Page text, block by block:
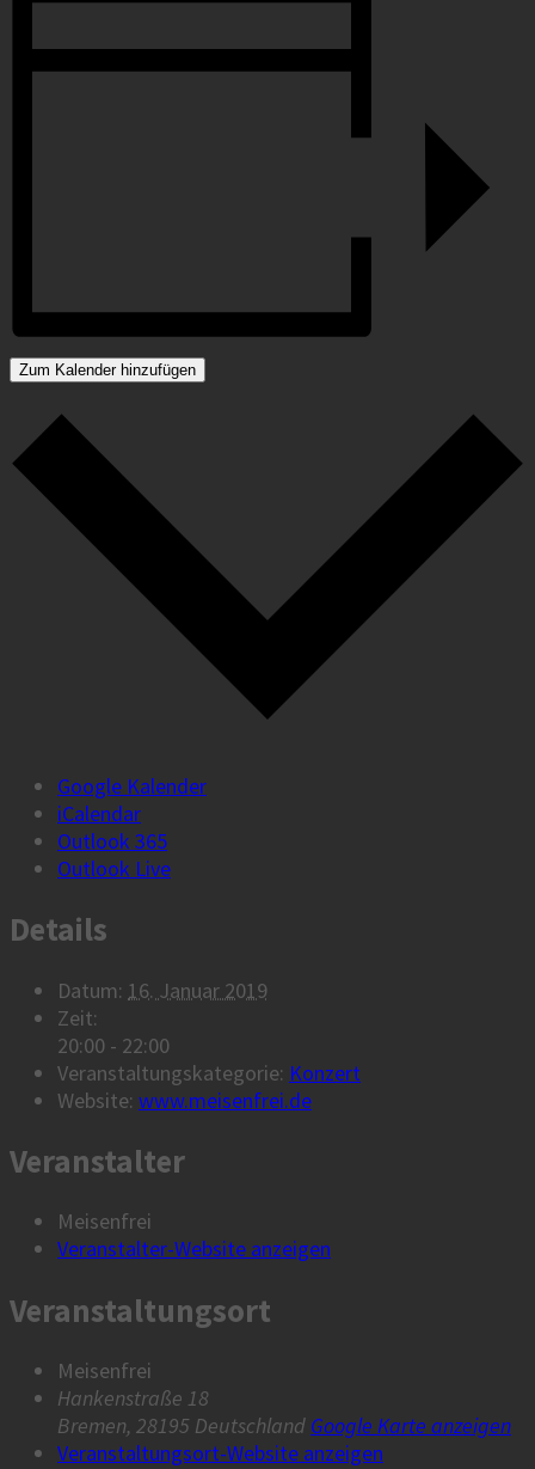
Zum Kalender hinzufügen
Google Kalender
iCalendar
Outlook 365
Outlook Live
Details
Datum: 16. Januar 2019
Zeit:
20:00 - 22:00
Veranstaltungskategorie: Konzert
Website: www.meisenfrei.de
Veranstalter
Meisenfrei
Veranstalter-Website anzeigen
Veranstaltungsort
Meisenfrei
Hankenstraße 18
Bremen, 28195 Deutschland Google Karte anzeigen
Veranstaltungsort-Website anzeigen